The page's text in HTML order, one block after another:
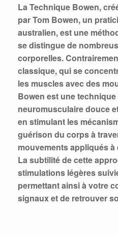
La Technique Bowen,
par Tom Bowen, un
australien, est une
se distingue de
corporelles.
classique, qui se
les muscles avec des
Bowen est une
neuromusculaire douce
en stimulant les
guérison du corps à
mouvements appliqués
La subtilité de cette
stimulations légères
permettant ainsi à votre
signaux et de retrouver